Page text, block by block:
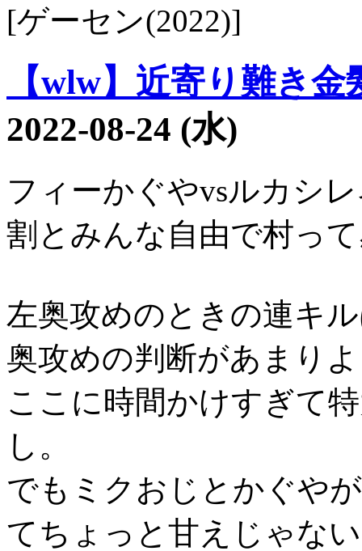
[ゲーセン(2022)]
【wlw】近寄り難き
2022-08-24 (水)
フィーかぐやvsルカシ
割とみんな自由で村っ
左奥攻めのときの連キ
奥攻めの判断があまり
ここに時間かけすぎて
し。
でもミクおじとかぐや
てちょっと甘えじゃな